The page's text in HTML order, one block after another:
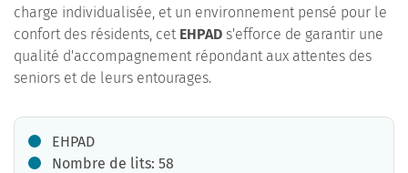
charge individualisée, et un environnement pensé pour le
confort des résidents, cet EHPAD s'efforce de garantir une
qualité d'accompagnement répondant aux attentes des
seniors et de leurs entourages.
EHPAD
Nombre de lits: 58